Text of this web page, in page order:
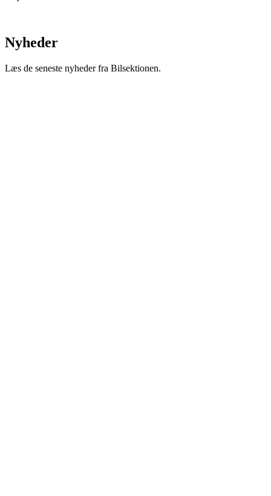
Nyheder
Læs de seneste nyheder fra Bilsektionen.